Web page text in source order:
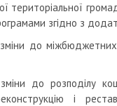
територіальної
згідно з
до
до розподілу
і